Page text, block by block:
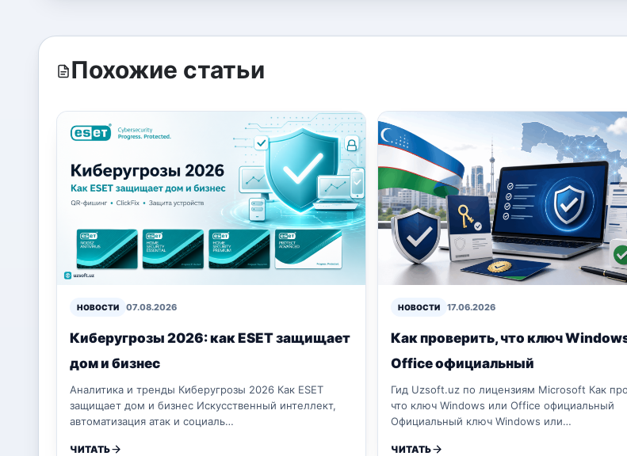
Похожие статьи
НОВОСТИ 07.08.2026
Киберугрозы 2026: как ESET защищает
дом и бизнес
Аналитика и тренды Киберугрозы 2026 Как ESET
защищает дом и бизнес Искусственный интеллект,
автоматизация атак и социаль…
ЧИТАТЬ
НОВОСТИ 17.06.2026
Как проверить, что ключ
Office официальный
Гид Uzsoft.uz по лицензиям Microsoft Как
что ключ Windows или Office официальный
Официальный ключ Windows или…
ЧИТАТЬ